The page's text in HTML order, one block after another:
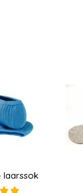
laarssok